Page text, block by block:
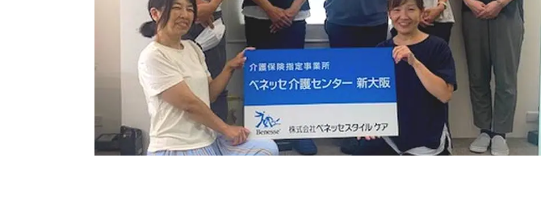
給与制度 資格取得サポート制度
スタッフインタビュー 社員主役のプロジェクト